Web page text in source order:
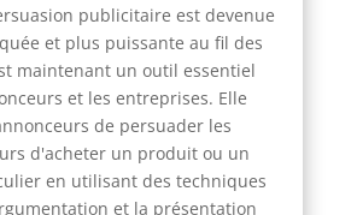
publicitaire est devenue
et plus puissante au fil des
maintenant un outil essentiel
et les entreprises. Elle
de persuader les
d'acheter un produit ou un
en utilisant des techniques
et la présentation